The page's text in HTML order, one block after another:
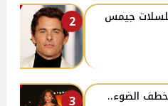
2
جيمس
3
الضوء..